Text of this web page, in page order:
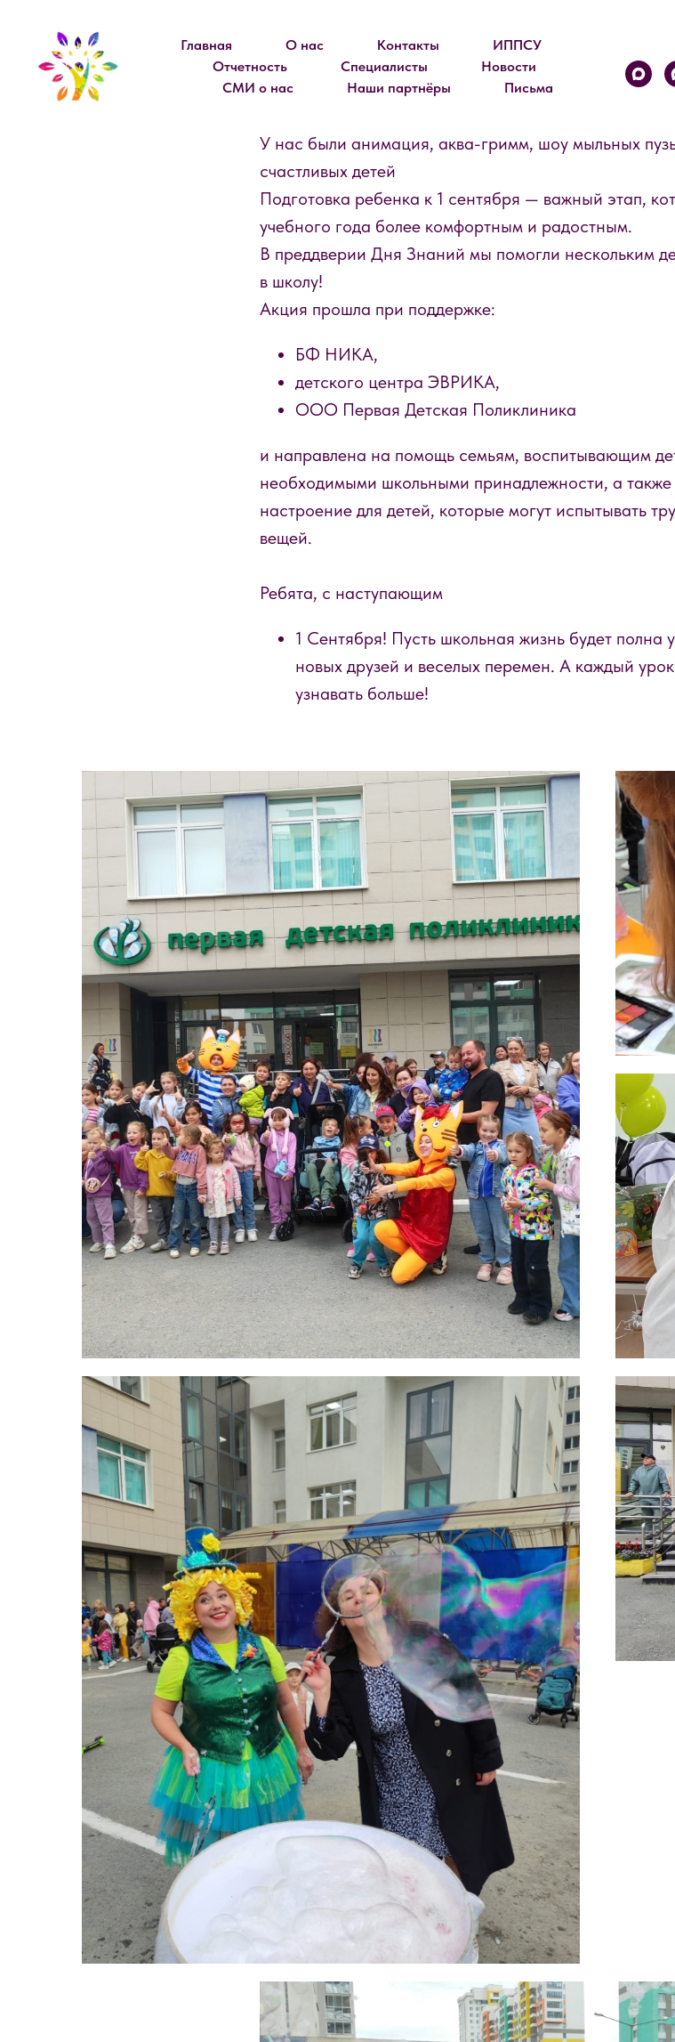
Главная О нас Контакты
ИППСУ
Отчетность
Специалисты
Новости
СМИ о нас
Наши партнёры Письма
УРА! СКОРО В ШКОЛУ
Сегодня ярко и с размахом прошёл праздник
У нас были анимация, аква-гримм, шоу мыльных
счастливых детей
Подготовка ребенка к 1 сентября — важный этап,
учебного года более комфортным и радостным.
В преддверии Дня Знаний мы помогли нескольким
в школу!
Акция прошла при поддержке:
БФ НИКА,
детского центра ЭВРИКА,
ООО Первая Детская Поликлиника
и направлена на помощь семьям, воспитывающим
необходимыми школьными принадлежности, а также
настроение для детей, которые могут испытывать
вещей.
Ребята, с наступающим
1 Сентября! Пусть школьная жизнь будет полна
новых друзей и веселых перемен. А каждый
узнавать больше!